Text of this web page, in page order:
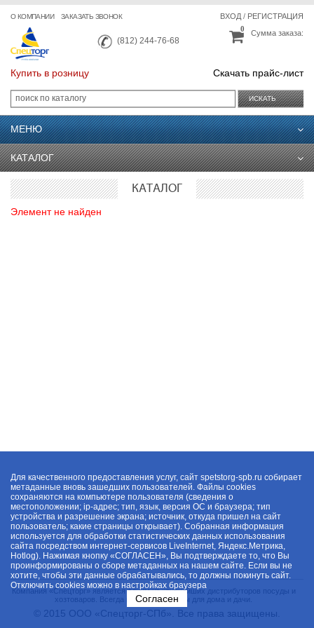
О КОМПАНИИ ЗАКАЗАТЬ ЗВОНОК
(812) 244-76-68
ВХОД/ РЕГИСТРАЦИЯ
Сумма заказа:
0
Купить в розницу Скачать прайс-лист
ИСКАТЬ
МЕНЮ
КАТАЛОГ
КАТАЛОГ
Элемент не найден
Компания «Спецторг» является одним из крупнейших дистрибуторов посуды и
хозтоваров. Всегда в наличии товары для дома и дачи.
© 2015 ООО «Спецторг-СПб». Все права защищены.
Для качественного предоставления услуг, сайт spetstorg-spb.ru собирает
метаданные вновь зашедших пользователей. Файлы cookies
сохраняются на компьютере пользователя (сведения о
местоположении; ip-адрес; тип, язык, версия ОС и браузера; тип
устройства и разрешение экрана; источник, откуда пришел на сайт
пользователь; какие страницы открывает). Собранная информация
используется для обработки статистических данных использования
сайта посредством интернет-сервисов LiveInternet, Яндекс.Метрика,
Hotlog). Нажимая кнопку «СОГЛАСЕН», Вы подтверждаете то, что Вы
проинформированы о сборе метаданных на нашем сайте. Если вы не
хотите, чтобы эти данные обрабатывались, то должны покинуть сайт.
Отключить cookies можно в настройках браузера
Согласен